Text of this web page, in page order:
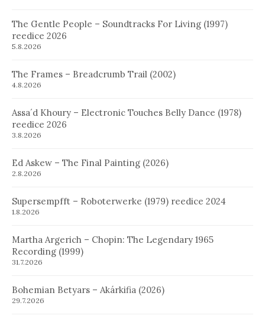
The Gentle People – Soundtracks For Living (1997)
reedice 2026
5.8.2026
The Frames – Breadcrumb Trail (2002)
4.8.2026
Assa´d Khoury – Electronic Touches Belly Dance (1978)
reedice 2026
3.8.2026
Ed Askew – The Final Painting (2026)
2.8.2026
Supersempfft – Roboterwerke (1979) reedice 2024
1.8.2026
Martha Argerich – Chopin: The Legendary 1965
Recording (1999)
31.7.2026
Bohemian Betyars – Akárkifia (2026)
29.7.2026